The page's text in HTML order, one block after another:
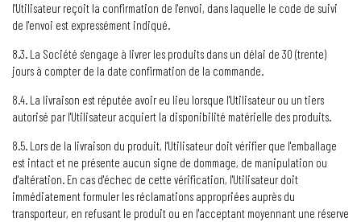
l'Utilisateur reçoit la confirmation de l'envoi, dans laquelle le code de suivi
de l'envoi est expressément indiqué.
8.3. La Société s'engage à livrer les produits dans un délai de 30 (trente)
jours à compter de la date confirmation de la commande.
8.4. La livraison est réputée avoir eu lieu lorsque l'Utilisateur ou un tiers
autorisé par l'Utilisateur acquiert la disponibilité matérielle des produits.
8.5. Lors de la livraison du produit, l'Utilisateur doit vérifier que l'emballage
est intact et ne présente aucun signe de dommage, de manipulation ou
d'altération. En cas d'échec de cette vérification, l'Utilisateur doit
immédiatement formuler les réclamations appropriées auprès du
transporteur, en refusant le produit ou en l'acceptant moyennant une réserve